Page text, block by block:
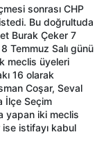
sonrası CHP
Bu doğrultuda
Burak Çeker 7
Temmuz Salı günü
meclis üyeleri
16 olarak
Coşar, Seval
İlçe Seçim
yapan iki meclis
istifayı kabul